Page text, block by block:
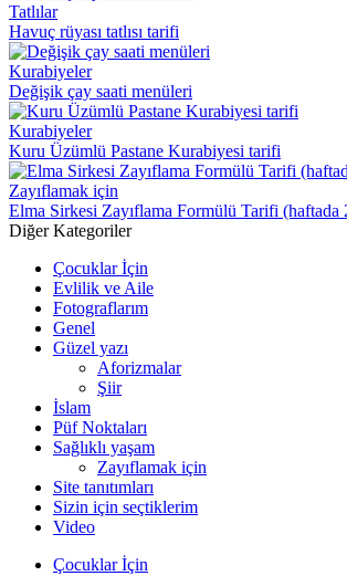
Tatlılar
Havuç rüyası tatlısı tarifi
Kurabiyeler
Değişik çay saati menüleri
Kurabiyeler
Kuru Üzümlü Pastane Kurabiyesi tarifi
Zayıflamak için
Elma Sirkesi Zayıflama Formülü Tarifi (haftada
Diğer Kategoriler
Çocuklar İçin
Evlilik ve Aile
Fotograflarım
Genel
Güzel yazı
Aforizmalar
Şiir
İslam
Püf Noktaları
Sağlıklı yaşam
Zayıflamak için
Site tanıtımları
Sizin için seçtiklerim
Video
Çocuklar İçin